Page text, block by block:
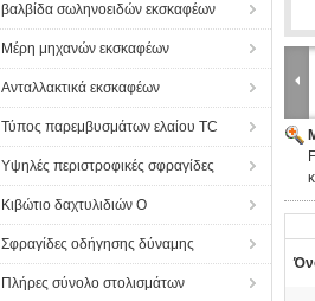
βαλβίδα σωληνοειδών εκσκαφέων
Μέρη μηχανών εκσκαφέων
Ανταλλακτικά εκσκαφέων
Τύπος παρεμβυσμάτων ελαίου TC
Υψηλές περιστροφικές σφραγίδες
Κιβώτιο δαχτυλιδιών Ο
Σφραγίδες οδήγησης δύναμης
Πλήρες σύνολο στολισμάτων